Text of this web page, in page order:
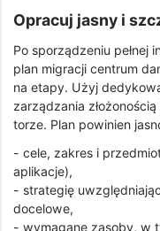
Opracuj jasny i
Po sporządzeniu pełnej
plan migracji centrum
na etapy. Użyj
zarządzania
torze. Plan powinien
- cele, zakres i
aplikacje),
- strategię
docelowe,
- wymagane zasoby, w